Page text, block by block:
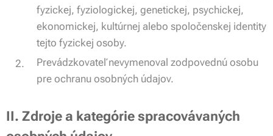
fyzickej, fyziologickej, genetickej, psychickej,
ekonomickej, kultúrnej alebo spoločenskej identity
tejto fyzickej osoby.
Prevádzkovateľ nevymenoval zodpovednú osobu
pre ochranu osobných údajov.
II. Zdroje a kategórie spracovávaných